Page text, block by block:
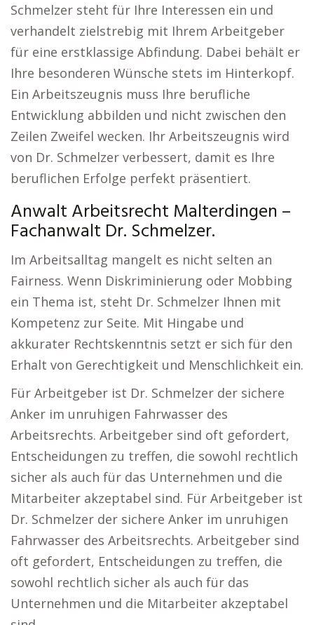
Schmelzer steht für Ihre Interessen ein und
verhandelt zielstrebig mit Ihrem Arbeitgeber
für eine erstklassige Abfindung. Dabei behält er
Ihre besonderen Wünsche stets im Hinterkopf.
Ein Arbeitszeugnis muss Ihre berufliche
Entwicklung abbilden und nicht zwischen den
Zeilen Zweifel wecken. Ihr Arbeitszeugnis wird
von Dr. Schmelzer verbessert, damit es Ihre
beruflichen Erfolge perfekt präsentiert.
Anwalt Arbeitsrecht Malterdingen –
Fachanwalt Dr. Schmelzer.
Im Arbeitsalltag mangelt es nicht selten an
Fairness. Wenn Diskriminierung oder Mobbing
ein Thema ist, steht Dr. Schmelzer Ihnen mit
Kompetenz zur Seite. Mit Hingabe und
akkurater Rechtskenntnis setzt er sich für den
Erhalt von Gerechtigkeit und Menschlichkeit ein.
Für Arbeitgeber ist Dr. Schmelzer der sichere
Anker im unruhigen Fahrwasser des
Arbeitsrechts. Arbeitgeber sind oft gefordert,
Entscheidungen zu treffen, die sowohl rechtlich
sicher als auch für das Unternehmen und die
Mitarbeiter akzeptabel sind. Für Arbeitgeber ist
Dr. Schmelzer der sichere Anker im unruhigen
Fahrwasser des Arbeitsrechts. Arbeitgeber sind
oft gefordert, Entscheidungen zu treffen, die
sowohl rechtlich sicher als auch für das
Unternehmen und die Mitarbeiter akzeptabel